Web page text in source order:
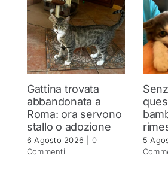
Gattina trovata
abbandonata a
Roma: ora servono
stallo o adozione
6 Agosto 2026
0
Commenti
5